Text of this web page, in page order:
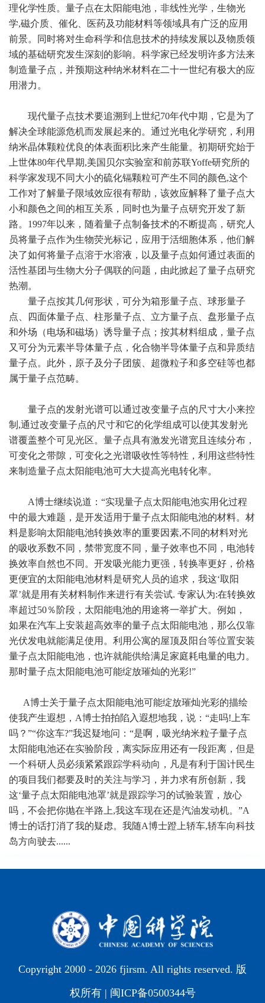
理化学性质。量子点在太阳能电池，非线性光学，生物光
学,磁介质、催化、医药及功能材料等领域具有广泛的应用
前景。同时将对生命科学和信息技术的持续发展以及物质领
域的基础研究发生深刻的影响。科学家已经发明许多方法来
制造量子点，并预期这种纳米材料在二十一世纪有极大的应
用潜力。
现代量子点技术要追溯到上世纪70年代中期，它是为了
解决全球能源危机而发展起来的。通过光电化学研究，利用
纳米晶体颗粒优良的体表面积比来产生能量。初期研究始于
上世体80年代早期,美国贝尔实验室和前苏联Yoffe研究所的
科学家发现不同大小的硫化镉颗粒可产生不同的颜色,这个
工作对了解量子限域效应很有帮助，该效应解释了量子点大
小和颜色之间的相互关系，同时也为量子点研究开发了新
路。1997年以来，随着量子点制备技术的不断提高，研究人
员将量子点作为生物荧光标记，应用于活细胞体系，他们解
决了如何将量子点溶于水溶液，以及量子点如何通过表面的
活性基团与生物大分子偶联的问题，由此掀起了量子点研究
热潮。
量子点按其几何形状，可分为箱形量子点、球形量子
点、四面体量子点、柱形量子点、立方量子点、盘形量子点
和外场（电场和磁场）诱导量子点；按其材料组成，量子点
又可分为元素半导体量子点，化合物半导体量子点和异质结
量子点。此外，原子及分子团簇、超微粒子和多空硅等也都
属于量子点范畴。
量子点的发射光谱可以通过改变量子点的尺寸大小来控
制,通过改变量子点的尺寸和它的化学组成可以使其发射光
谱覆盖整个可见光区。量子点具有激发光谱宽且连续分布，
可变化之带隙，可变化之光谱吸收性等特性，利用这些特性
来制造量子点太阳能电池可大大提高光电转化率。
A博士继续说道：“实现量子点太阳能电池实用化过程
中的最大难题，是开发适用于量子点太阳能电池的材料。材
料是影响太阳能电池转换效率的重要因素,不同的材料对光
的吸收系数不同，禁带宽度不同，量子效率也不同，电池转
换效率自然也不同。开发吸光能力更强，转换率更好，价格
更便宜的太阳能电池材料是研究人员的追求，我这‘取阳
罩’就是用有关材料制作来进行有关尝试. 专家认为:在转换效
率超过50％阶段，太阳能电池的用途将一举扩大。例如，
如果在汽车上安装超高效率的量子点太阳能电池，那么仅靠
光伏发电就能满足使用。利用公寓的屋顶及阳台等位置安装
量子点太阳能电池，也许就能供给满足家庭耗电量的电力。
那时量子点太阳能电池可能绽放璀灿的光彩!”
A博士关于量子点太阳能电池可能绽放璀灿光彩的描绘
使我产生遐想，A博士拍拍陷入遐想地我，说：“走吗!上车
吗？”“你这车?”我迟疑地问：“是啊，吸光纳米粒子量子点
太阳能电池还在实验阶段，离实际应用还有一段距离，但是
一个科研人员必须紧紧跟踪学科动向，凡是有利于国计民生
的项目我们都要及时的关注与学习，并力求有所创新，我
这‘量子点太阳能电池罩’就是跟踪学习的试验装置，放心
吗，不会把你抛在半路上,我这车现在还是汽油发动机。”A
博士的话打消了我的疑虑。我随A博士蹬上轿车,轿车向科技
岛方向驶去......
Copyright 2000 - 2026 fjirsm. All rights reserved. 版
权所有 | 闽ICP备0500344号